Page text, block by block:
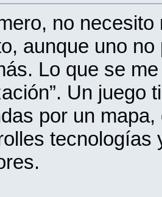
no
aunque uno
Lo que se
Un juego
por un
tecnologías